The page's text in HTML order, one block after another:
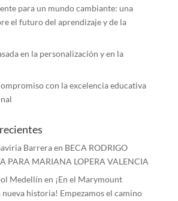
para un mundo cambiante: una
el futuro del aprendizaje y de la
en la personalización y en la
con la excelencia educativa
Barreraen BECA RODRIGO
PARA MARIANA LOPERA VALENCIA
Medellín en ¡En el Marymount
historia! Empezamos el camino